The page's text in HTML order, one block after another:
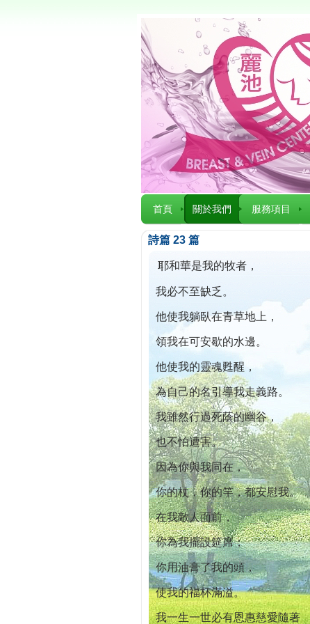
首頁 關於我們 服務項目
詩篇 23 篇
耶和華是我的牧者，
我必不至缺乏。
他使我躺臥在青草地上，
領我在可安歇的水邊。
他使我的靈魂甦醒，
為自己的名引導我走義路。
我雖然行過死蔭的幽谷，
也不怕遭害。
因為你與我同在，
你的杖，你的竿，都安慰我。
在我敵人面前，
你為我擺設筵席；
你用油膏了我的頭，
使我的福杯滿溢。
我一生一世必有恩惠慈愛隨著